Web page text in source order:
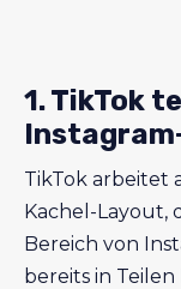
1. TikTok
TikTok arbeitet
Kachel-Layout,
Bereich von
bereits in